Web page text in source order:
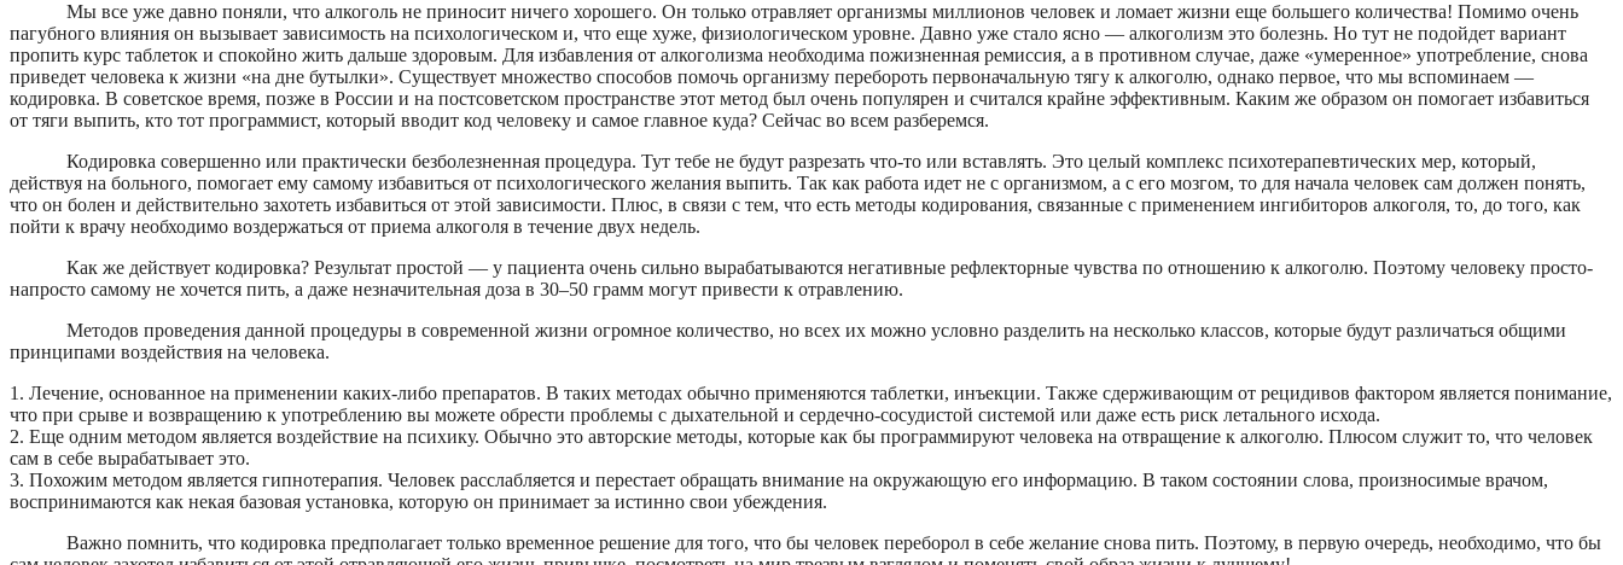
Мы все уже давно поняли, что алкоголь не приносит ничего хорошего. Он только отравляет организмы миллионов человек и ломает жизни еще большего количества! Помимо очень
пагубного влияния он вызывает зависимость на психологическом и, что еще хуже, физиологическом уровне. Давно уже стало ясно — алкоголизм это болезнь. Но тут не подойдет вариант
пропить курс таблеток и спокойно жить дальше здоровым. Для избавления от алкоголизма необходима пожизненная ремиссия, а в противном случае, даже «умеренное» употребление, снова
приведет человека к жизни «на дне бутылки». Существует множество способов помочь организму перебороть первоначальную тягу к алкоголю, однако первое, что мы вспоминаем —
кодировка. В советское время, позже в России и на постсоветском пространстве этот метод был очень популярен и считался крайне эффективным. Каким же образом он помогает избавиться
от тяги выпить, кто тот программист, который вводит код человеку и самое главное куда? Сейчас во всем разберемся.
Кодировка совершенно или практически безболезненная процедура. Тут тебе не будут разрезать что-то или вставлять. Это целый комплекс психотерапевтических мер, который,
действуя на больного, помогает ему самому избавиться от психологического желания выпить. Так как работа идет не с организмом, а с его мозгом, то для начала человек сам должен понять,
что он болен и действительно захотеть избавиться от этой зависимости. Плюс, в связи с тем, что есть методы кодирования, связанные с применением ингибиторов алкоголя, то, до того, как
пойти к врачу необходимо воздержаться от приема алкоголя в течение двух недель.
Как же действует кодировка? Результат простой — у пациента очень сильно вырабатываются негативные рефлекторные чувства по отношению к алкоголю. Поэтому человеку просто-
напросто самому не хочется пить, а даже незначительная доза в 30–50 грамм могут привести к отравлению.
Методов проведения данной процедуры в современной жизни огромное количество, но всех их можно условно разделить на несколько классов, которые будут различаться общими
принципами воздействия на человека.
1. Лечение, основанное на применении каких-либо препаратов. В таких методах обычно применяются таблетки, инъекции. Также сдерживающим от рецидивов фактором является понимание,
что при срыве и возвращению к употреблению вы можете обрести проблемы с дыхательной и сердечно-сосудистой системой или даже есть риск летального исхода.
2. Еще одним методом является воздействие на психику. Обычно это авторские методы, которые как бы программируют человека на отвращение к алкоголю. Плюсом служит то, что человек
сам в себе вырабатывает это.
3. Похожим методом является гипнотерапия. Человек расслабляется и перестает обращать внимание на окружающую его информацию. В таком состоянии слова, произносимые врачом,
воспринимаются как некая базовая установка, которую он принимает за истинно свои убеждения.
Важно помнить, что кодировка предполагает только временное решение для того, что бы человек переборол в себе желание снова пить. Поэтому, в первую очередь, необходимо, что бы